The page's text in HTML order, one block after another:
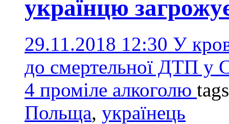
українцю
29.11.2018 12:30 У
до смертельної ДТП у
4 проміле алкоголю
Польща, українець